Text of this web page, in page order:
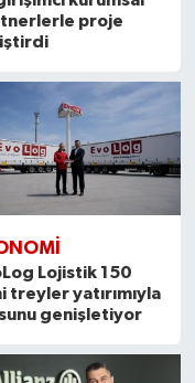
proje
Lojistik 150
treyler yatırımıyla
genişletiyor